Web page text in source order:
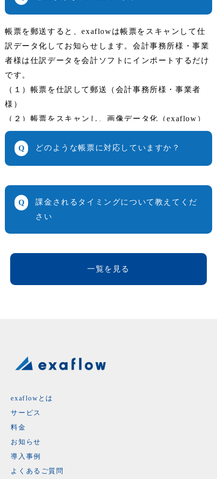
帳票を郵送すると、exaflowは帳票をスキャンして仕
訳データ化してお知らせします。会計事務所様・事業
者様は仕訳データを会計ソフトにインポートするだけ
です。
（１）帳票を仕訳して郵送（会計事務所様・事業者
様）
（２）帳票をスキャンし、画像データ化（exaflow）
（３）画像データをアップロードし、AI-OCRによる
仕訳データ化（exaflow）
（４）仕訳データを確認し、会計ソフトにインポート
どのような帳票に対応していますか？
対応しています。詳しくは
お問い合わせください。
・レシート
・クレジットカード明細
・請求書 ※オプション
課金されるタイミングについて教えてくだ
さい
例）2024年10月1日に無料体験お申し込みいただいた
一覧を見る
exaflowとは
サービス
料金
お知らせ
導入事例
よくあるご質問